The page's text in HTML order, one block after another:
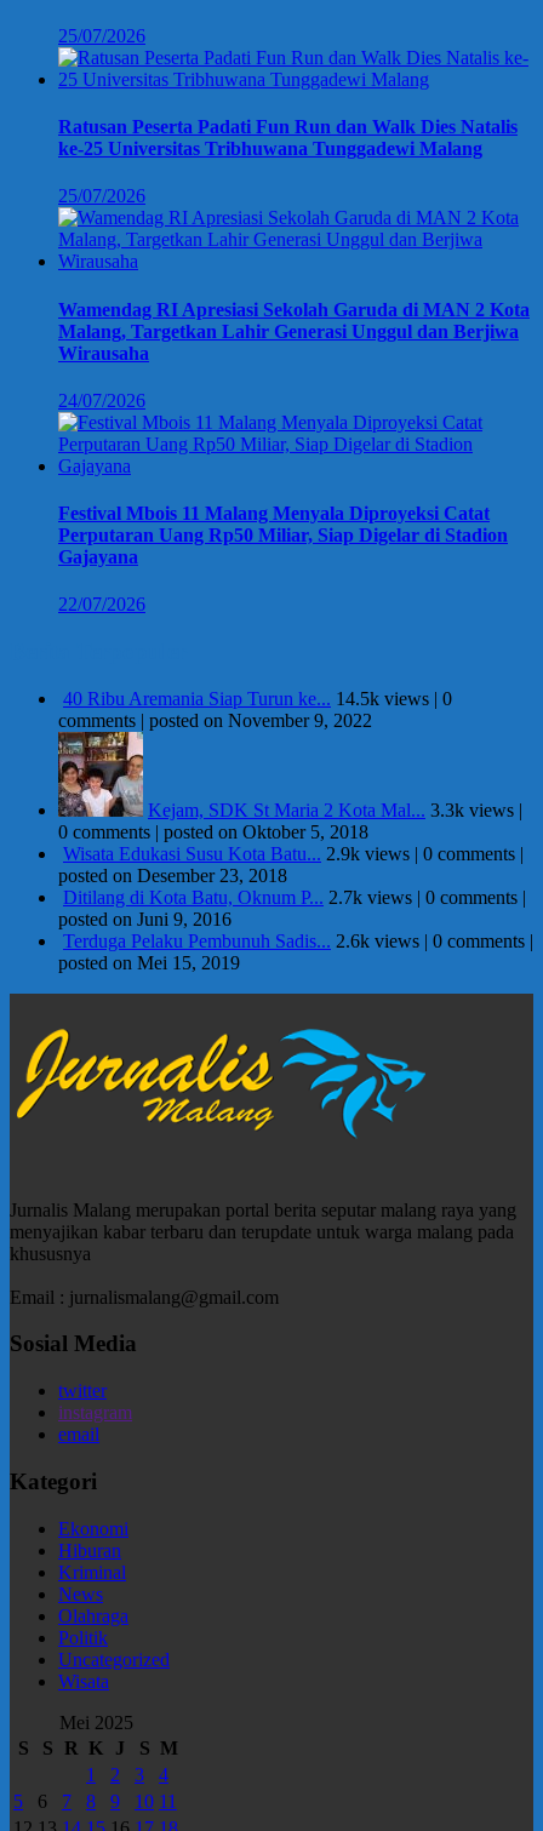
25/07/2026
Ratusan Peserta Padati Fun Run dan Walk Dies Natalis
ke-25 Universitas Tribhuwana Tunggadewi Malang
25/07/2026
Wamendag RI Apresiasi Sekolah Garuda di MAN 2 Kota
Malang, Targetkan Lahir Generasi Unggul dan Berjiwa
Wirausaha
24/07/2026
Festival Mbois 11 Malang Menyala Diproyeksi Catat
Perputaran Uang Rp50 Miliar, Siap Digelar di Stadion
Gajayana
22/07/2026
40 Ribu Aremania Siap Turun ke... 14.5k views | 0
comments | posted on November 9, 2022
Kejam, SDK St Maria 2 Kota Mal... 3.3k views |
0 comments | posted on Oktober 5, 2018
Wisata Edukasi Susu Kota Batu... 2.9k views | 0 comments |
posted on Desember 23, 2018
Ditilang di Kota Batu, Oknum P... 2.7k views | 0 comments |
posted on Juni 9, 2016
Terduga Pelaku Pembunuh Sadis... 2.6k views | 0 comments |
posted on Mei 15, 2019
Jurnalis Malang merupakan portal berita seputar malang raya yang
menyajikan kabar terbaru dan terupdate untuk warga malang pada
khususnya
Email : jurnalismalang@gmail.com
Sosial Media
twitter
instagram
email
Kategori
Ekonomi
Hiburan
Kriminal
News
Olahraga
Politik
Uncategorized
Wisata
Mei 2025
S
S R K J S M
1
2 3
4
5
6 7 8 9 10 11